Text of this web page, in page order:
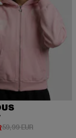
Preis: 53,99 EUR
59,99 EURAktionspreis: